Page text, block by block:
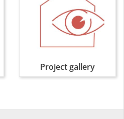
Project gallery